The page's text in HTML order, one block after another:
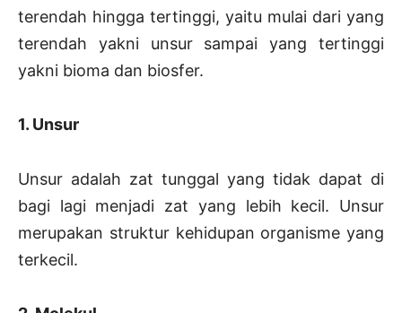
terendah hingga tertinggi, yaitu mulai dari yang
terendah yakni unsur sampai yang tertinggi
yakni bioma dan biosfer.
1. Unsur
Unsur adalah zat tunggal yang tidak dapat di
bagi lagi menjadi zat yang lebih kecil. Unsur
merupakan struktur kehidupan organisme yang
terkecil.